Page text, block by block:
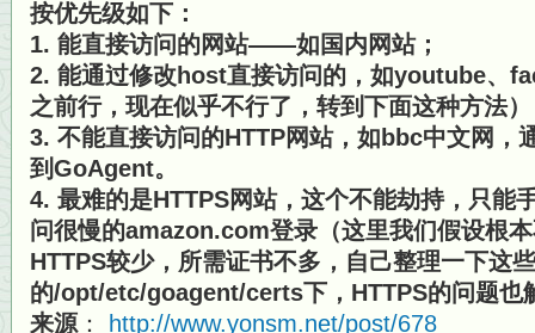
按优先级如下：
1. 能直接访问的网站——如国内网站；
2. 能通过修改host直接访问的，如youtube、
之前行，现在似乎不行了，转到下面这种方法
3. 不能直接访问的HTTP网站，如bbc中文网，
到GoAgent。
4. 最难的是HTTPS网站，这个不能劫持，只能
问很慢的amazon.com登录（这里我们假设根
HTTPS较少，所需证书不多，自己整理一下这
的/opt/etc/goagent/certs下，HTTPS的问题也
来源 ：
http://www.yonsm.net/post/678